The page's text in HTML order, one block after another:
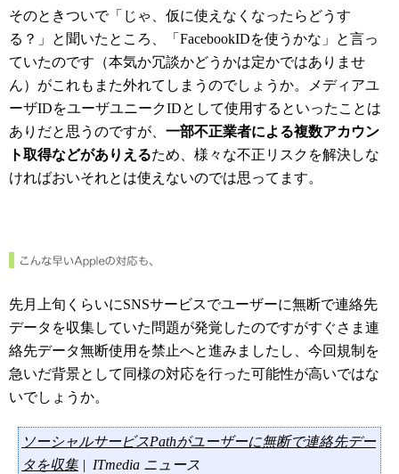
そのときついで「じゃ、仮に使えなくなったらどうす
る？」と聞いたところ、「FacebookIDを使うかな」と言っ
ていたのです（本気か冗談かどうかは定かではありませ
ん）がこれもまた外れてしまうのでしょうか。メディアユ
ーザIDをユーザユニークIDとして使用するといったことは
ありだと思うのですが、 一部不正業者による複数アカウン
ト取得などがありえるため、様々な不正リスクを解決しな
ければおいそれとは使えないのでは思ってます。
先月上旬くらいにSNSサービスでユーザーに無断で連絡先
データを収集していた問題が発覚したのですがすぐさま連
絡先データ無断使用を禁止へと進みましたし、今回規制を
急いだ背景として同様の対応を行った可能性が高いではな
いでしょうか。
ソーシャルサービスPathがユーザーに無断で連絡先デー
タを収集 | ITmedia ニュース